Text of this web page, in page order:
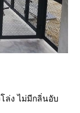
ล่ง ไม่มีกลิ่นอับ